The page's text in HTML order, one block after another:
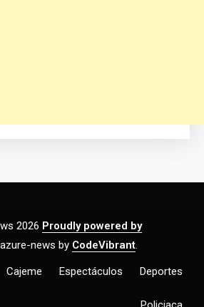
2026 Proudly powered by
news by CodeVibrant.
Cajeme Espectáculos Deportes